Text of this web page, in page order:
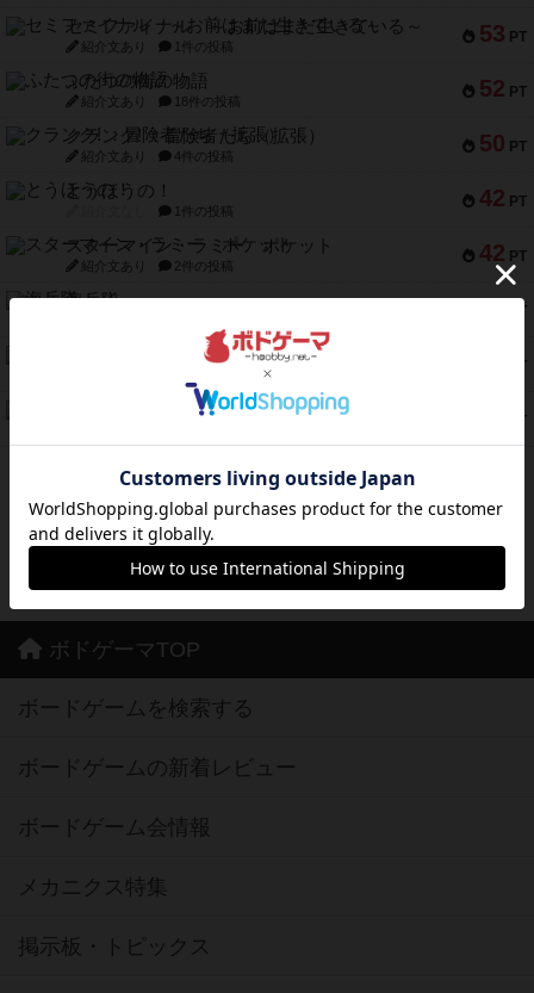
53 PT
セミファイナル ～お前はまだ生きている～
紹介文あり 1件の投稿
52 PT
ふたつの街の物語
紹介文あり 18件の投稿
50 PT
クランク! ：冒険者たち（拡張）
紹介文あり 4件の投稿
42 PT
とうほうの！
1件の投稿
42 PT
スターマイン・ラミー ポケット
紹介文あり 2件の投稿
PT
海兵隊
PT
スーパーストア3000
PT
フリップ７：復讐心とともに
※Apple、Apple のロゴ は、米国および他の国々で登録されたApple Inc.の商標です。
※App Store は、Apple Inc.のサービスマークです。
※Android は、グーグル インコーポレイテッドの商標または登録商標です。
※Google Play とそのロゴは、Google Inc.の商標または登録商標です。
ボドゲーマTOP
ボードゲームを検索する
ボードゲームの新着レビュー
ボードゲーム会情報
メカニクス特集
掲示板・トピックス